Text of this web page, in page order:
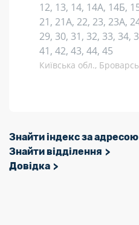
12, 13, 14, 14А, 14Б,
21, 21А, 22, 23, 23А,
29, 30, 31, 32, 33, 34,
41, 42, 43, 44, 45
Київська обл.,
Знайти індекс за адресою
Знайти відділення
Довідка